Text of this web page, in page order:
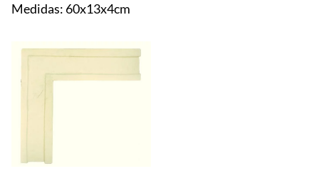
Medidas: 60x13x4cm